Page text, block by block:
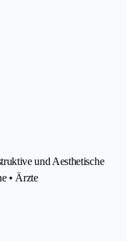
und Aesthetische
• Ärzte